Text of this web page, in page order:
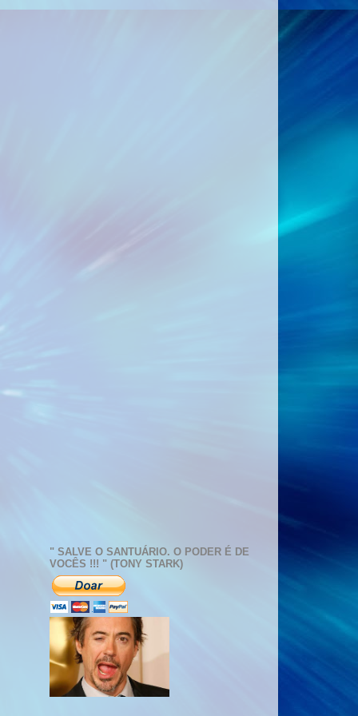
" SALVE O SANTUÁRIO. O PODER É DE
VOCÊS !!! " (TONY STARK)